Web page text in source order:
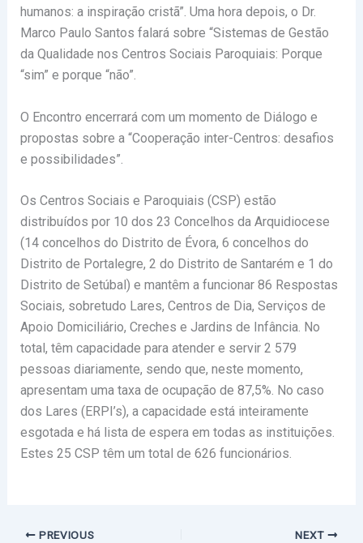
humanos: a inspiração cristã”. Uma hora depois, o Dr.
Marco Paulo Santos falará sobre “Sistemas de Gestão
da Qualidade nos Centros Sociais Paroquiais: Porque
“sim” e porque “não”.
O Encontro encerrará com um momento de Diálogo e
propostas sobre a “Cooperação inter-Centros: desafios
e possibilidades”.
Os Centros Sociais e Paroquiais (CSP) estão
distribuídos por 10 dos 23 Concelhos da Arquidiocese
(14 concelhos do Distrito de Évora, 6 concelhos do
Distrito de Portalegre, 2 do Distrito de Santarém e 1 do
Distrito de Setúbal) e mantêm a funcionar 86 Respostas
Sociais, sobretudo Lares, Centros de Dia, Serviços de
Apoio Domiciliário, Creches e Jardins de Infância. No
total, têm capacidade para atender e servir 2 579
pessoas diariamente, sendo que, neste momento,
apresentam uma taxa de ocupação de 87,5%. No caso
dos Lares (ERPI’s), a capacidade está inteiramente
esgotada e há lista de espera em todas as instituições.
Estes 25 CSP têm um total de 626 funcionários.
PREVIOUS NEXT